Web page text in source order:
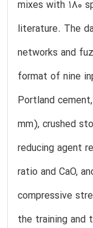
mixes with 180
literature. The
networks and
format of nine
Portland
mm), crushed
reducing agent
ratio and CaO,
compressive
the training and